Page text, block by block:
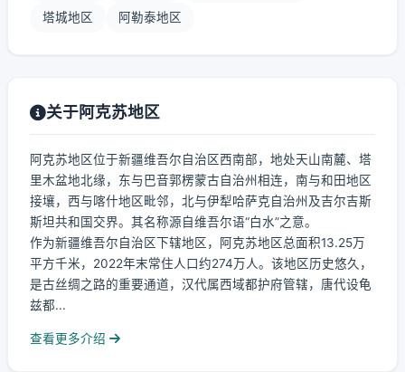
塔城地区 阿勒泰地区
关于阿克苏地区
阿克苏地区位于新疆维吾尔自治区西南部，地处天山南麓、塔
里木盆地北缘，东与巴音郭楞蒙古自治州相连，南与和田地区
接壤，西与喀什地区毗邻，北与伊犁哈萨克自治州及吉尔吉斯
斯坦共和国交界。其名称源自维吾尔语“白水”之意。
作为新疆维吾尔自治区下辖地区，阿克苏地区总面积13.25万
平方千米，2022年末常住人口约274万人。该地区历史悠久，
是古丝绸之路的重要通道，汉代属西域都护府管辖，唐代设龟
兹都...
查看更多介绍